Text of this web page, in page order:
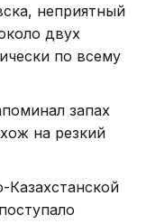
неприятный
двух
по всему
запах
на резкий
Казахстанской